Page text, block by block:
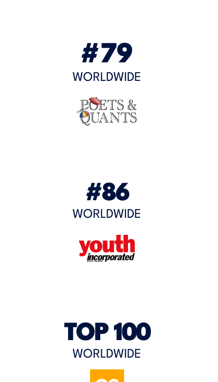
#79
WORLDWIDE
#86
WORLDWIDE
TOP 100
WORLDWIDE